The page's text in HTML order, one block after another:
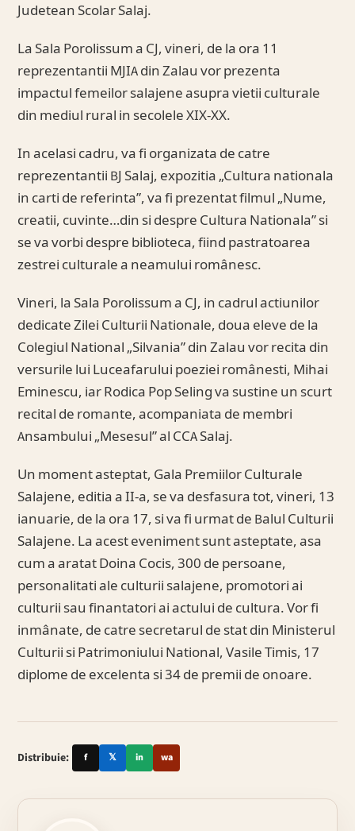
Judetean Scolar Salaj.
La Sala Porolissum a CJ, vineri, de la ora 11
reprezentantii MJIA din Zalau vor prezenta
impactul femeilor salajene asupra vietii culturale
din mediul rural in secolele XIX-XX.
In acelasi cadru, va fi organizata de catre
reprezentantii BJ Salaj, expozitia „Cultura nationala
in carti de referinta”, va fi prezentat filmul „Nume,
creatii, cuvinte…din si despre Cultura Nationala” si
se va vorbi despre biblioteca, fiind pastratoarea
zestrei culturale a neamului românesc.
Vineri, la Sala Porolissum a CJ, in cadrul actiunilor
dedicate Zilei Culturii Nationale, doua eleve de la
Colegiul National „Silvania” din Zalau vor recita din
versurile lui Luceafarului poeziei românesti, Mihai
Eminescu, iar Rodica Pop Seling va sustine un scurt
recital de romante, acompaniata de membri
Ansambului „Mesesul” al CCA Salaj.
Un moment asteptat, Gala Premiilor Culturale
Salajene, editia a II-a, se va desfasura tot, vineri, 13
ianuarie, de la ora 17, si va fi urmat de Balul Culturii
Salajene. La acest eveniment sunt asteptate, asa
cum a aratat Doina Cocis, 300 de persoane,
personalitati ale culturii salajene, promotori ai
culturii sau finantatori ai actului de cultura. Vor fi
inmânate, de catre secretarul de stat din Ministerul
Culturii si Patrimoniului National, Vasile Timis, 17
diplome de excelenta si 34 de premii de onoare.
Distribuie: f 𝕏 in wa